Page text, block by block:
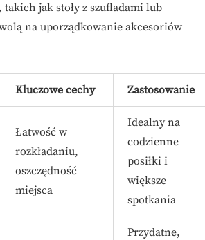
jak stoły z szufladami lub
na uporządkowanie akcesoriów
Kluczowe cechy Zastosowanie
Łatwość w
rozkładaniu,
oszczędność
miejsca
Idealny na
codzienne
posiłki i
większe
spotkania
Przydatne,